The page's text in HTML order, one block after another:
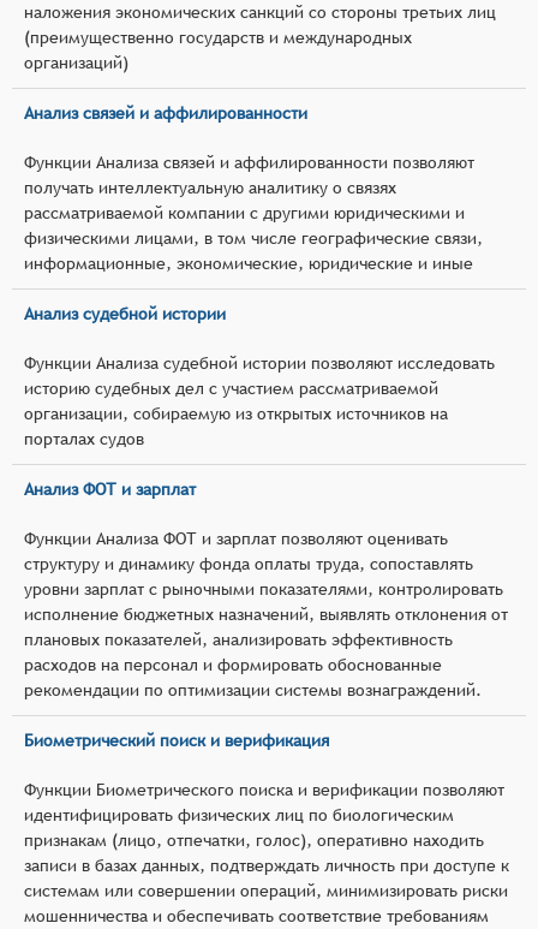
наложения экономических санкций со стороны третьих лиц
(преимущественно государств и международных
организаций)
Анализ связей и аффилированности
Функции Анализа связей и аффилированности позволяют
получать интеллектуальную аналитику о связях
рассматриваемой компании с другими юридическими и
физическими лицами, в том числе географические связи,
информационные, экономические, юридические и иные
Анализ судебной истории
Функции Анализа судебной истории позволяют исследовать
историю судебных дел с участием рассматриваемой
организации, собираемую из открытых источников на
порталах судов
Анализ ФОТ и зарплат
Функции Анализа ФОТ и зарплат позволяют оценивать
структуру и динамику фонда оплаты труда, сопоставлять
уровни зарплат с рыночными показателями, контролировать
исполнение бюджетных назначений, выявлять отклонения от
плановых показателей, анализировать эффективность
расходов на персонал и формировать обоснованные
рекомендации по оптимизации системы вознаграждений.
Биометрический поиск и верификация
Функции Биометрического поиска и верификации позволяют
идентифицировать физических лиц по биологическим
признакам (лицо, отпечатки, голос), оперативно находить
записи в базах данных, подтверждать личность при доступе к
системам или совершении операций, минимизировать риски
мошенничества и обеспечивать соответствие требованиям